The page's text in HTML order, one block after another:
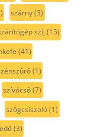
szárny(3)
szíj (15)
(41)
(1)
szívócső(7)
szögcsiszoló(1)
(3)